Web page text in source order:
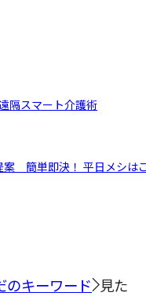
隔スマート介護術
案 簡単即決！ 平日メシは
のキーワード 見た